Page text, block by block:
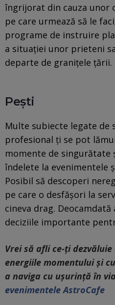
îngrijorat din cauza unor
pe care urmează să le
programe de instruire
a situației unor prieteni
departe de granițele țării.
Pești
Multe subiecte legate de
profesional ți se pot
momente de singurătate
îndelete la evenimentele
Posibil să descoperi
pe care o desfășori la
cineva drag.
deciziile importante
Vrei să afli ce-ți
energiile momentului și
a naviga cu ușurință în
evenimentele AstroCafe